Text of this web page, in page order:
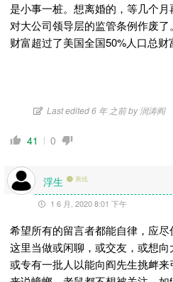
是小事一桩。想离婚的，等几个
对大公司领导层的监管条例作废
财富超过了美国全国50%人口总财
Last edited 6 年 之前 by 润涛阎
41 0
浮生 离线
1 6 月, 2020 8:01 下午
希望所有的留言者都能自律，应
这里当做或闲聊，或交友，或想
或专有一批人以能向阎先生挑衅